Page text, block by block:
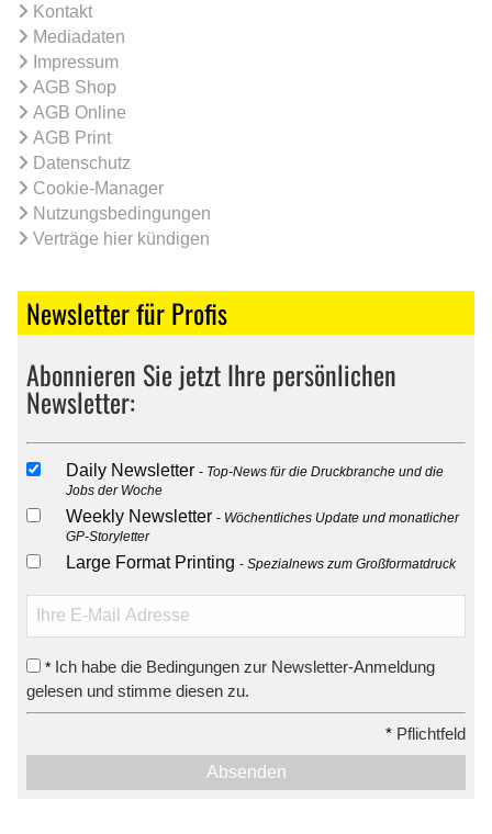
Kontakt
Mediadaten
Impressum
AGB Shop
AGB Online
AGB Print
Datenschutz
Cookie-Manager
Nutzungsbedingungen
Verträge hier kündigen
Newsletter für Profis
Abonnieren Sie jetzt Ihre persönlichen
Newsletter:
Daily Newsletter
Top-News für die Druckbranche und die
Jobs der Woche
Weekly Newsletter
Wöchentliches Update und monatlicher
GP-Storyletter
Large Format Printing Spezialnews zum Großformatdruck
* Ich habe die Bedingungen zur Newsletter-Anmeldung
gelesen und stimme diesen zu.
* Pflichtfeld
Absenden